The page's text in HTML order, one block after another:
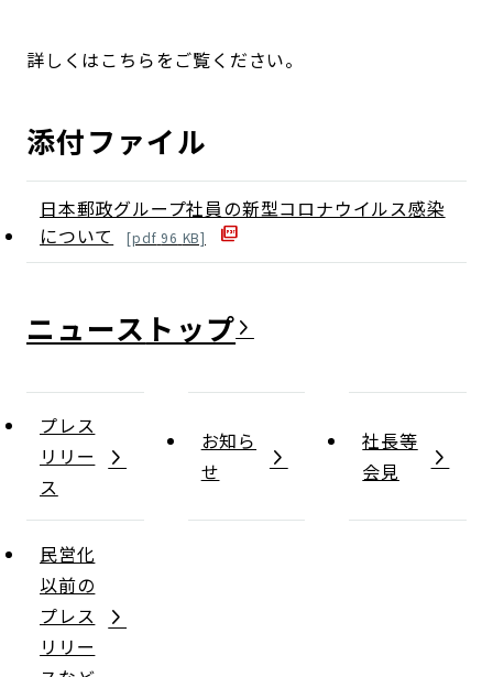
詳しくはこちらをご覧ください。
添付ファイル
日本郵政グループ社員の新型コロナウイルス感染
について
[pdf 96 KB]
ニュース
プレス
リリー
ス
お知ら
せ
社長等
会見
民営化
以前の
プレス
リリー